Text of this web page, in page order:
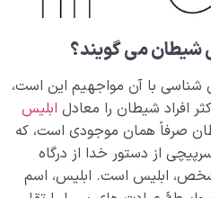
شیطان می‌ گویند؟
شناسی با آن مواجهیم این است،
افراد شیطان را معادل ابلیس
صرفاً همان موجودی است، که
از دستور خدا از درگاه
شخص، ابلیس است. ابلیس، اسم